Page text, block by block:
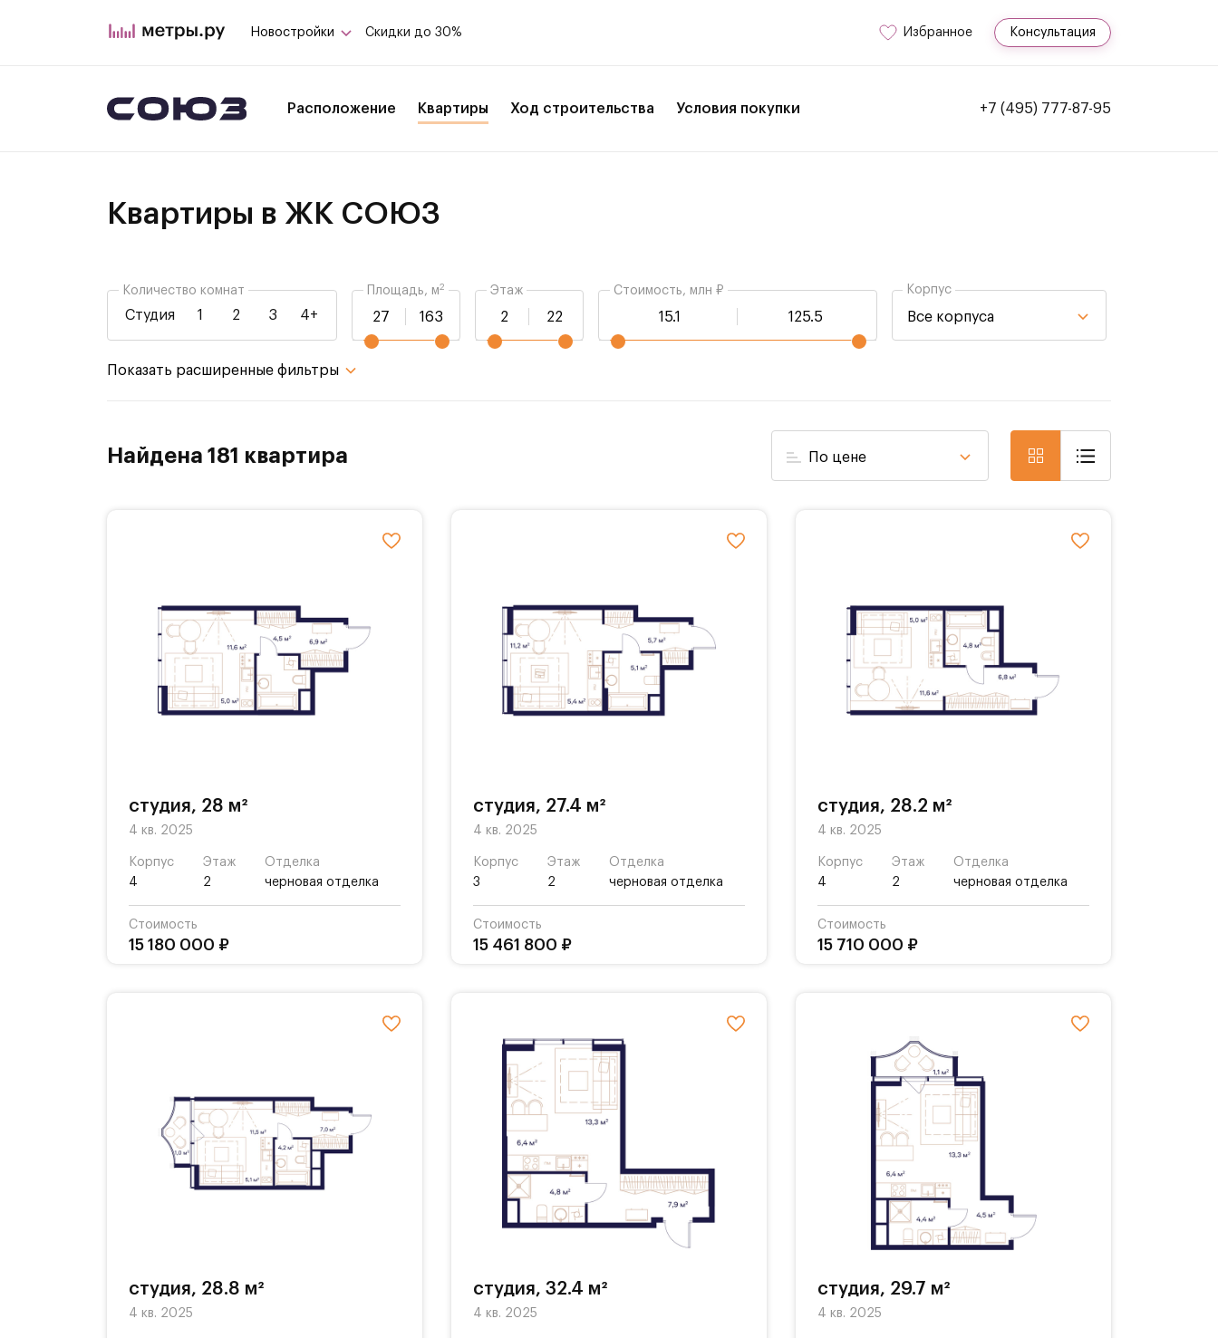
Новостройки Скидки до 30% Избранное Консультация
Расположение Квартиры Ход строительства Условия покупки +7 (495) 777-87-95
Квартиры в ЖК СОЮЗ
Количество комнат
Студия 1 2 3 4+
Площадь, м2 Этаж Стоимость, млн ₽ Корпус
Все корпуса
не важно не важно
Показать расширенные фильтры
Найдена 181 квартира По цене
студия, 28 м²
4 кв. 2025
Корпус
4
Этаж
2
Отделка
черновая отделка
Стоимость
15 180 000 ₽
студия, 27.4 м²
4 кв. 2025
Корпус
3
Этаж
2
Отделка
черновая отделка
Стоимость
15 461 800 ₽
студия, 28.2 м²
4 кв. 2025
Корпус
4
Этаж
2
Отделка
черновая отделка
Стоимость
15 710 000 ₽
студия, 28.8 м²
4 кв. 2025
студия, 32.4 м²
4 кв. 2025
студия, 29.7 м²
4 кв. 2025